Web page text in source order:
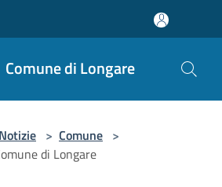
Comune di Longare
Notizie > Comune >
di Longare